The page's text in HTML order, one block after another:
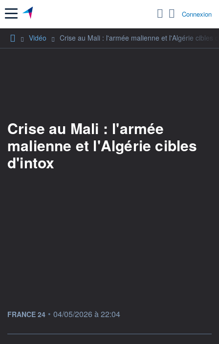
Menu Connexion
Vidéo Crise au Mali : l'armée malienne et l'Algérie cibles
Crise au Mali : l'armée
malienne et l'Algérie cibles
d'intox
information fournie par
FRANCE 24 • 04/05/2026 à 22:04